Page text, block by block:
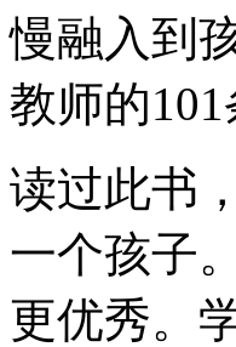
慢融入到
教师的
读过此书
一个孩子
更优秀。